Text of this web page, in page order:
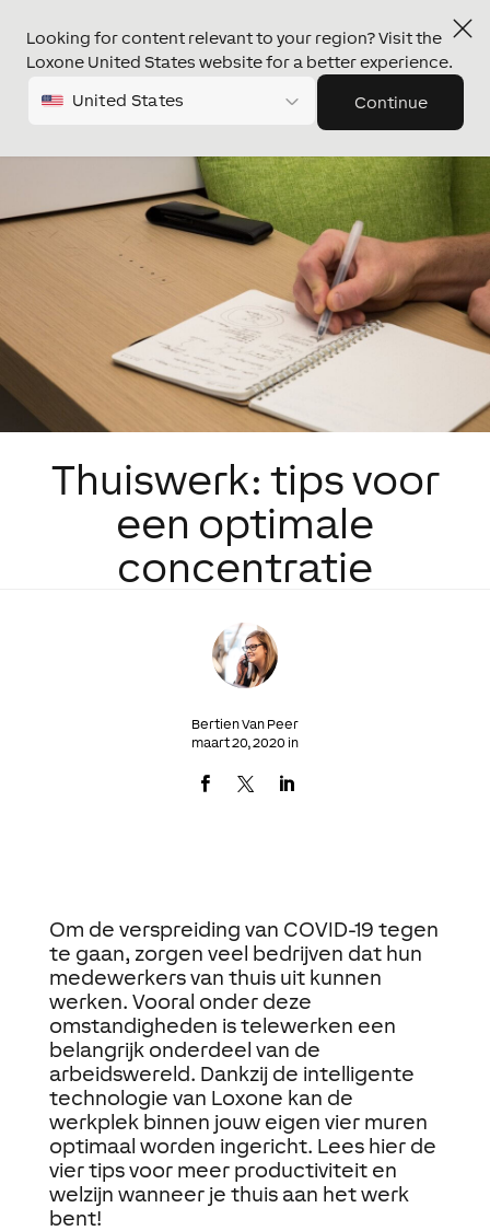
Looking for content relevant to your region? Visit the
Loxone United States website for a better experience.
United States Continue
Thuiswerk: tips voor
een optimale
concentratie
Bertien Van Peer
maart 20, 2020 in
Om de verspreiding van COVID-19 tegen
te gaan, zorgen veel bedrijven dat hun
medewerkers van thuis uit kunnen
werken. Vooral onder deze
omstandigheden is telewerken een
belangrijk onderdeel van de
arbeidswereld. Dankzij de intelligente
technologie van Loxone kan de
werkplek binnen jouw eigen vier muren
optimaal worden ingericht. Lees hier de
vier tips voor meer productiviteit en
welzijn wanneer je thuis aan het werk
bent!